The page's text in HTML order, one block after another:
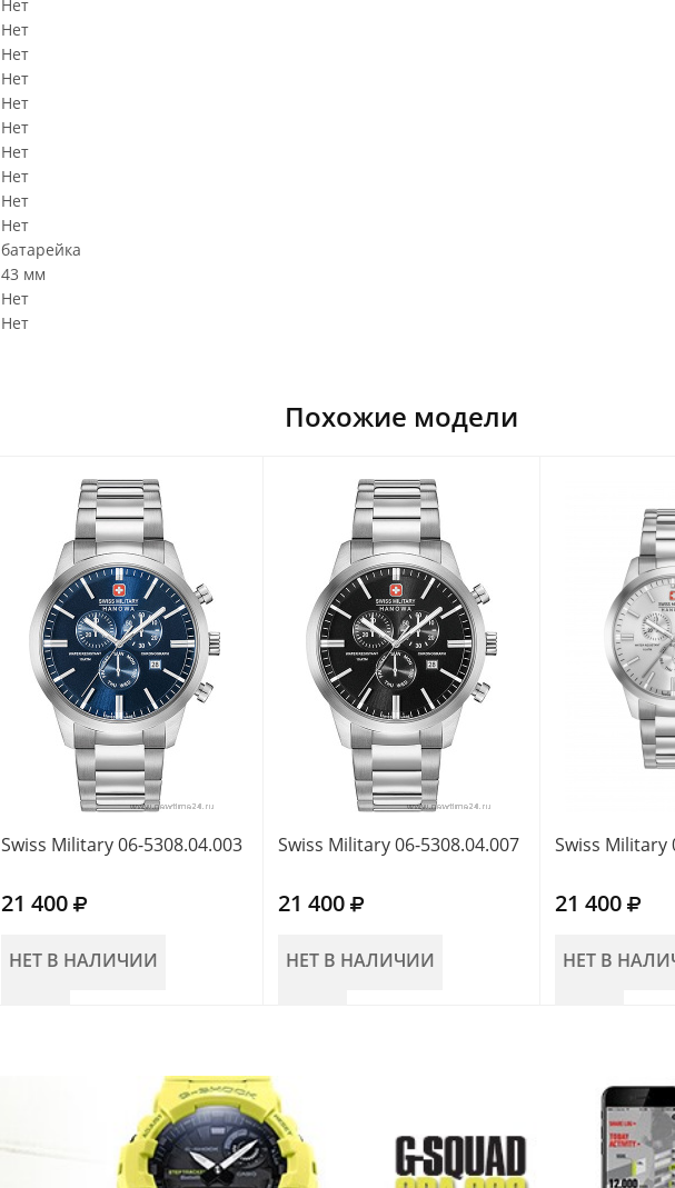
Нет
Нет
Нет
Нет
Нет
Нет
Нет
Нет
Нет
Нет
батарейка
43 мм
Нет
Нет
Похожие модели
Swiss Military 06-5308.04.003
21 400
НЕТ В НАЛИЧИИ
Swiss Military 06-5308.04.007
21 400
НЕТ В НАЛИЧИИ
Swiss Military
21 400
НЕТ В